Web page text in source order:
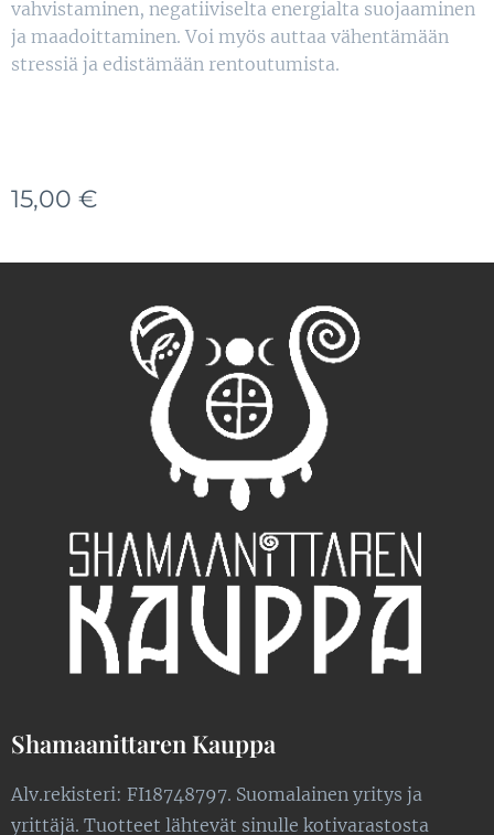
vahvistaminen, negatiiviselta energialta suojaaminen
ja maadoittaminen. Voi myös auttaa vähentämään
stressiä ja edistämään rentoutumista.
15,00 €
Shamaanittaren Kauppa
Alv.rekisteri: FI18748797. Suomalainen yritys ja
yrittäjä. Tuotteet lähtevät sinulle kotivarastosta